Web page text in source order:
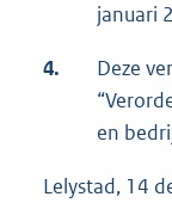
januari
4.
Deze
en
Lelystad, 14